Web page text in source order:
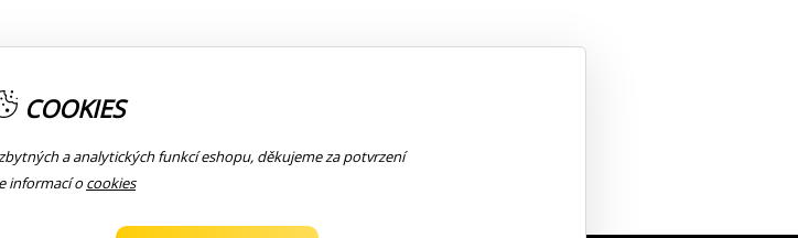
COOKIES
a analytických funkcí eshopu, děkujeme za potvrzení
informací ocookies